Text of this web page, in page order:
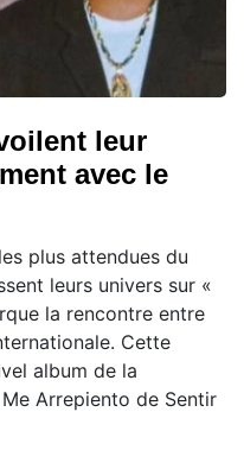
leur
avec le
plus attendues du
leurs univers sur «
la rencontre entre
Cette
album de la
Arrepiento de Sentir